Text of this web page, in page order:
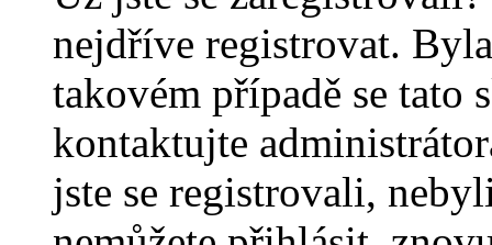
nejdříve registrovat.
takovém případě se tato
kontaktujte
jste se registrovali,